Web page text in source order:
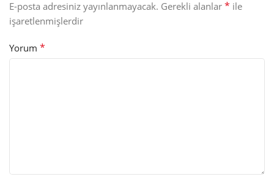
E-posta adresiniz yayınlanmayacak. Gerekli alanlar * ile
işaretlenmişlerdir
Yorum *